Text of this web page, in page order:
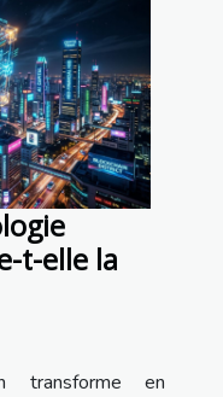
t-elle la
transforme en